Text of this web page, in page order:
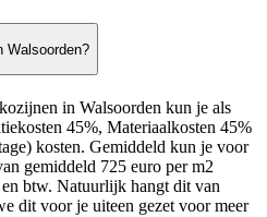
Walsoorden?
in Walsoorden kun je als
45%, Materiaalkosten 45%
kosten. Gemiddeld kun je voor
gemiddeld 725 euro per m2
btw. Natuurlijk hangt dit van
dit voor je uiteen gezet voor meer